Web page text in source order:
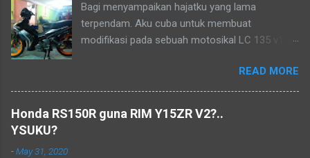
Bagi menyampaikan hajatku yang lama
terpendam. Aku cuba untuk membuat
modifikasi pada sebuah motosikal LC 135 v1
lama ia menjadi lukisan, tetapi tidak mampu
pada masa dahulu. Biarlah ianya menjadi
kenangan dalam hidup..
READ MORE
Honda RS150R guna RIM Y15ZR V2?..
YSUKU?
-May 31, 2020